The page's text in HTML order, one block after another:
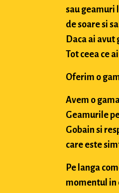
sau geamuri
de soare si
Daca ai
Tot ceea ce
Oferim o
Avem o
Geamurile
Gobain si
care este
Pe langa
momentul in